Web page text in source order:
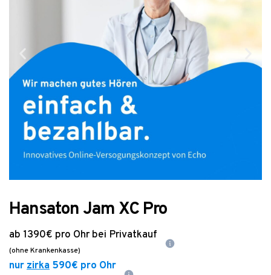
Hansaton Jam XC Pro
ab 1390€ pro Ohr bei Privatkauf
(ohne Krankenkasse)
nurzirka 590€ pro Ohr